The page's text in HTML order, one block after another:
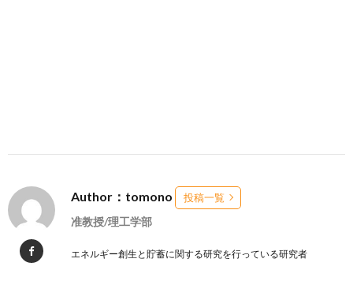
Author：tomono 投稿一覧
准教授/理工学部
エネルギー創生と貯蓄に関する研究を行っている研究者